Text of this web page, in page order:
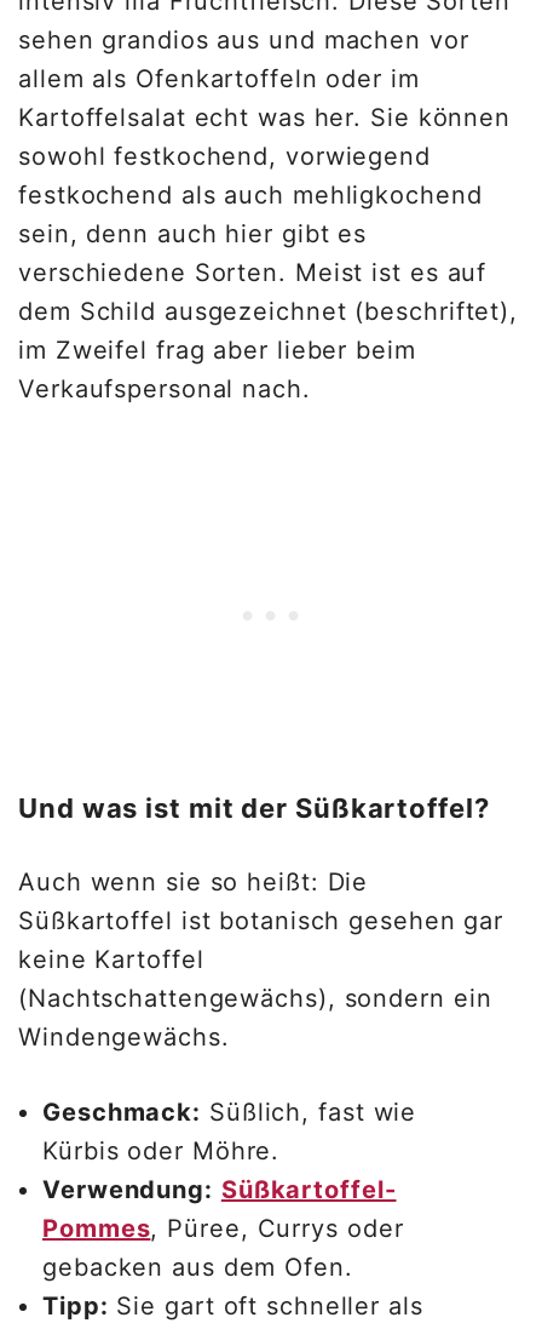
sehen grandios aus und machen vor
allem als Ofenkartoffeln oder im
Kartoffelsalat echt was her. Sie können
sowohl festkochend, vorwiegend
festkochend als auch mehligkochend
sein, denn auch hier gibt es
verschiedene Sorten. Meist ist es auf
dem Schild ausgezeichnet (beschriftet),
im Zweifel frag aber lieber beim
Verkaufspersonal nach.
Und was ist mit der Süßkartoffel?
Auch wenn sie so heißt: Die
Süßkartoffel ist botanisch gesehen gar
keine Kartoffel
(Nachtschattengewächs), sondern ein
Windengewächs.
Geschmack: Süßlich, fast wie
Kürbis oder Möhre.
Verwendung: Süßkartoffel-
Pommes, Püree, Currys oder
gebacken aus dem Ofen.
Tipp: Sie gart oft schneller als